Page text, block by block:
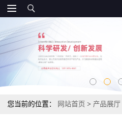
您当前的位置： 网站首页 > 产品展厅